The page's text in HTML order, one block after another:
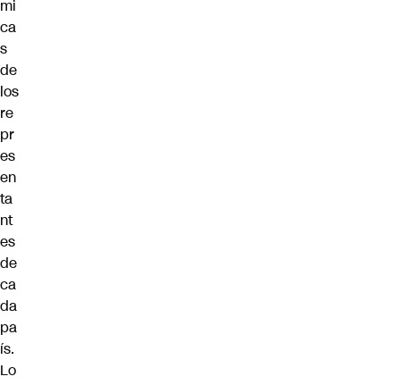
mi
ca
s
de
los
re
pr
es
en
ta
nt
es
de
ca
da
pa
ís.
Lo